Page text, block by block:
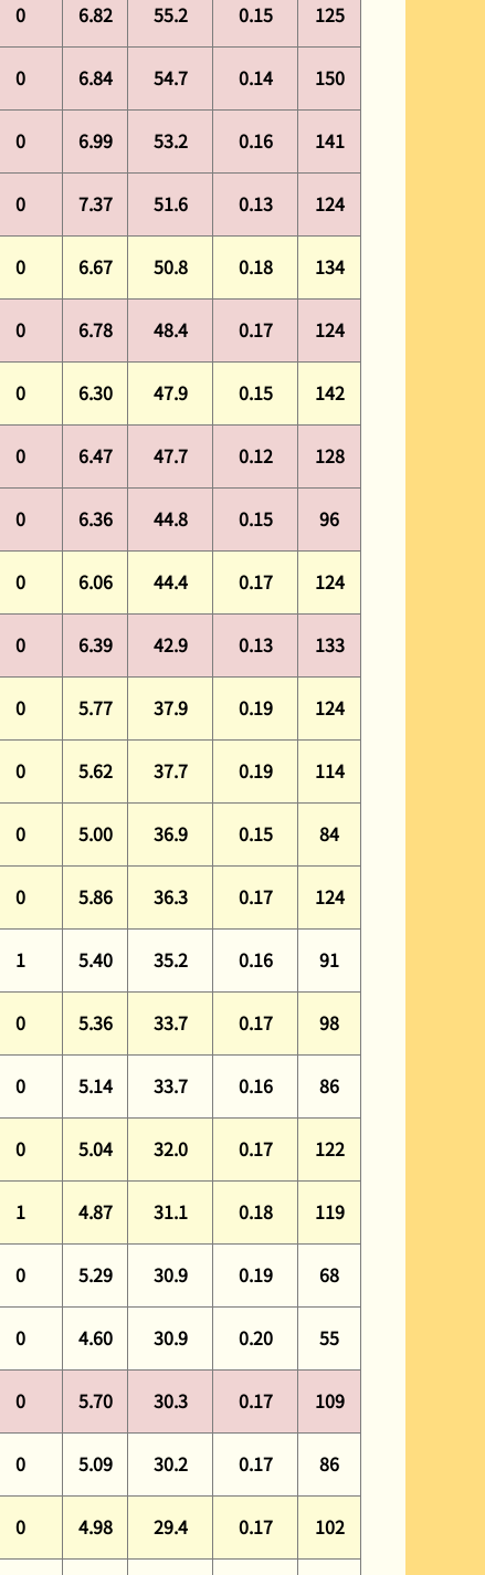
0 6.82 55.2 0.15 125
0 6.84 54.7 0.14 150
0 6.99 53.2 0.16 141
0 7.37 51.6 0.13 124
0 6.67 50.8 0.18 134
0 6.78 48.4 0.17 124
0 6.30 47.9 0.15 142
0 6.47 47.7 0.12 128
0 6.36 44.8 0.15 96
0 6.06 44.4 0.17 124
0 6.39 42.9 0.13 133
0 5.77 37.9 0.19 124
0 5.62 37.7 0.19 114
0 5.00 36.9 0.15 84
0 5.86 36.3 0.17 124
1 5.40 35.2 0.16 91
0 5.36 33.7 0.17 98
0 5.14 33.7 0.16 86
0 5.04 32.0 0.17 122
1 4.87 31.1 0.18 119
0 5.29 30.9 0.19 68
0 4.60 30.9 0.20 55
0 5.70 30.3 0.17 109
0 5.09 30.2 0.17 86
0 4.98 29.4 0.17 102